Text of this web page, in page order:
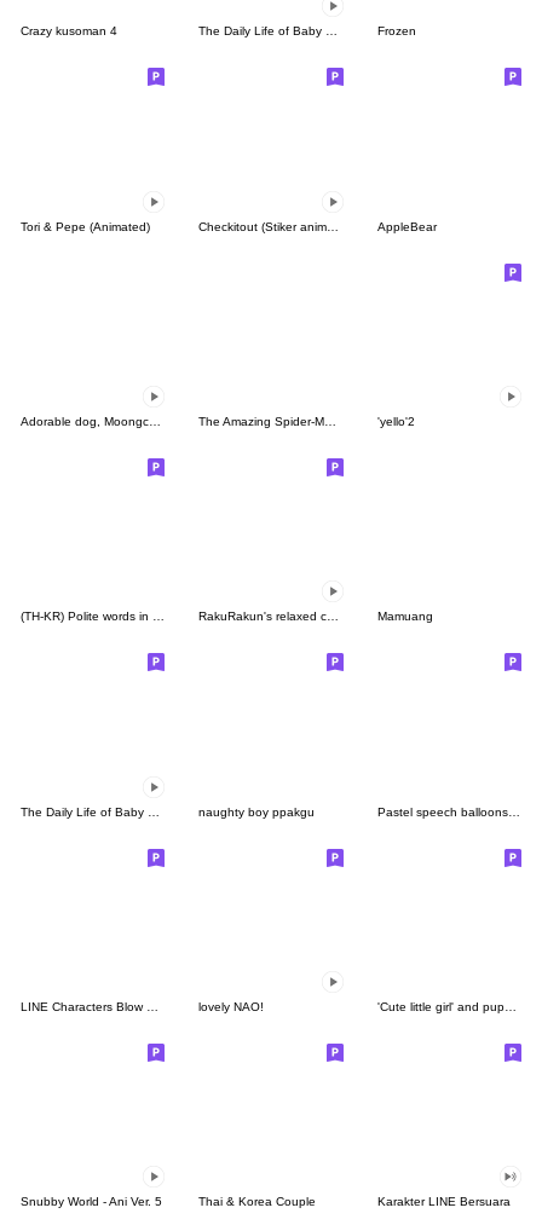
Crazy kusoman 4 The Daily Life of Baby Gorilla'Goody'19 Frozen
Tori & Pepe (Animated) AppleBear
'yello'2
(TH-KR) Polite words in Daily life (W) RakuRakun's relaxed country life Mamuang
naughty boy ppakgu Pastel speech balloons 5(ver.Japanese)
lovely NAO! 'Cute little girl' and puppy 'kongkong'
Snubby World - Ani Ver. 5 Thai & Korea Couple Karakter LINE Bersuara